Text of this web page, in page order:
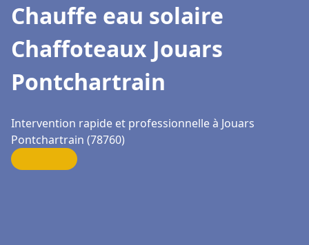
Chauffe eau solaire
Chaffoteaux Jouars
Pontchartrain
Intervention rapide et professionnelle à Jouars
Pontchartrain (78760)